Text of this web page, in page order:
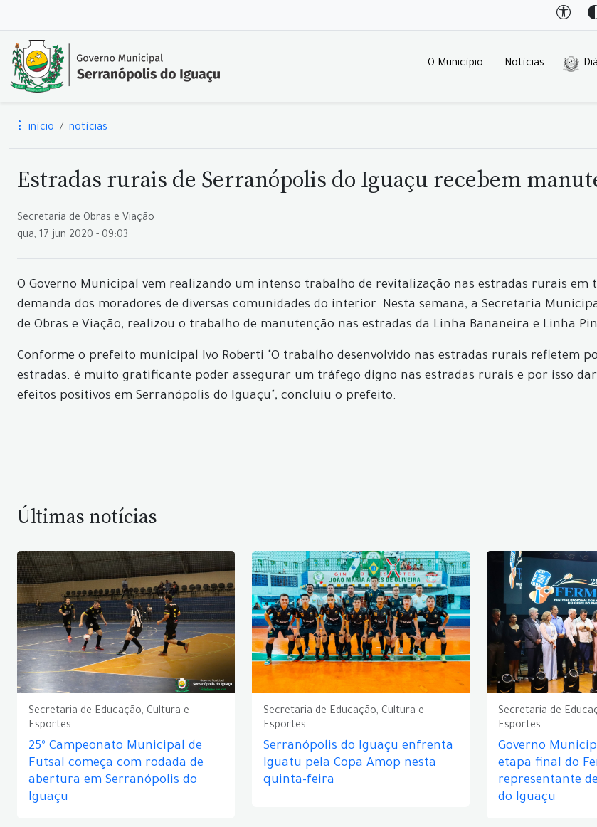
O Município Notícias
início notícias
Estradas rurais de Serranópolis do Iguaçu recebem
Secretaria de Obras e Viação
qua, 17 jun 2020 - 09:03
O Governo Municipal vem realizando um intenso trabalho de revitalização nas estradas rurais
demanda dos moradores de diversas comunidades do interior. Nesta semana, a Secretaria
de Obras e Viação, realizou o trabalho de manutenção nas estradas da Linha Bananeira e Linha
Conforme o prefeito municipal Ivo Roberti "O trabalho desenvolvido nas estradas rurais refletem
estradas. é muito gratificante poder assegurar um tráfego digno nas estradas rurais e por isso
efeitos positivos em Serranópolis do Iguaçu", concluiu o prefeito.
Últimas notícias
Secretaria de Educação, Cultura e
Esportes
25º Campeonato Municipal de
Futsal começa com rodada de
abertura em Serranópolis do
Iguaçu
Secretaria de Educação, Cultura e
Esportes
Serranópolis do Iguaçu enfrenta
Iguatu pela Copa Amop nesta
quinta-feira
Secretaria de
Esportes
Governo
etapa final do
representante
do Iguaçu